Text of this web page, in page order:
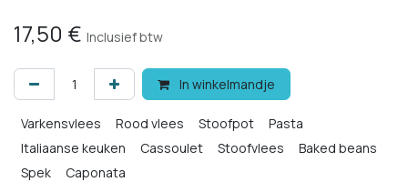
17,50 € Inclusief btw
In winkelmandje
Varkensvlees Rood vlees Stoofpot
Pasta
Italiaanse keuken
Cassoulet Stoofvlees
Baked beans
Spek
Caponata